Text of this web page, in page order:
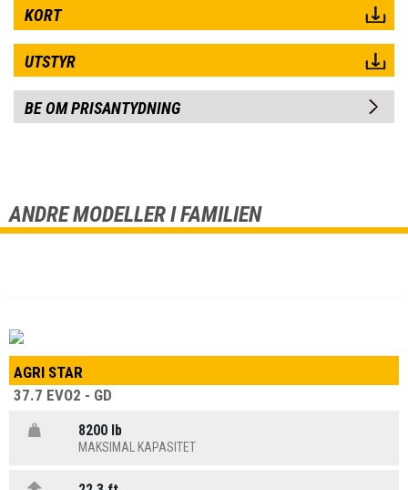
KORT
UTSTYR
BE OM PRISANTYDNING
ANDRE MODELLER I FAMILIEN
AGRI STAR
37.7 EVO2 - GD
8200 lb
MAKSIMAL KAPASITET